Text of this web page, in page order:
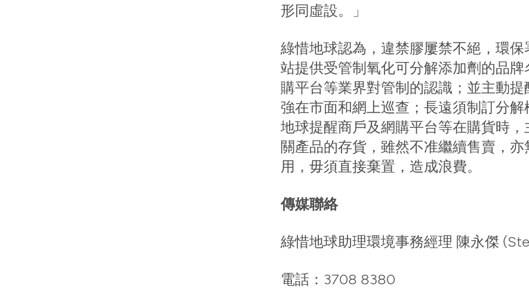
形同虛設。」
綠惜地球認為，違禁膠屢禁不絕，環
站提供受管制氧化可分解添加劑的品
購平台等業界對管制的認識；並主動
強在市面和網上巡查；長遠須制訂分
地球提醒商戶及網購平台等在購貨時
關產品的存貨，雖然不准繼續售賣，
用，毋須直接棄置，造成浪費。
傳媒聯絡
綠惜地球助理環境事務經理 陳永傑
電話：3708 8380